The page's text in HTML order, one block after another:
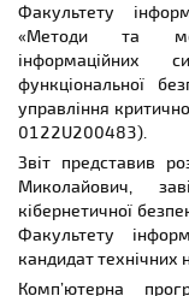
Факультету
«Методи та
інформаційних
функціональної
управління
0122U200483).
Звіт представив
Миколайович,
кібернетичної
Факультету
кандидат технічних
Комп’ютерна